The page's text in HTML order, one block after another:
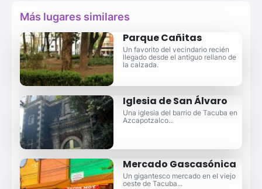
Más lugares similares
Parque Cañitas
Un favorito del vecindario recién
llegado desde el antiguo rellano de
la calzada.
Iglesia de San Álvaro
Una iglesia del barrio de Tacuba en
Azcapotzalco...
Mercado Gascasónica
Un gigantesco mercado en el viejo
oeste de Tacuba...